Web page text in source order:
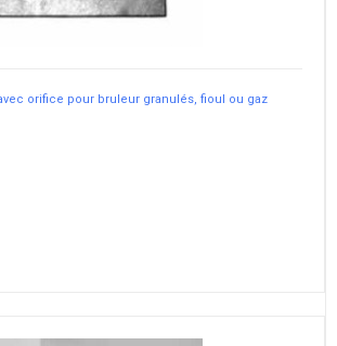
orifice pour bruleur granulés, fioul ou gaz